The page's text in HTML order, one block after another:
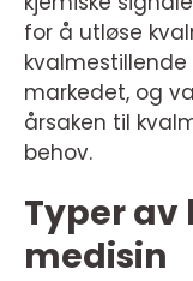
for å utløse
markedet, og
årsaken til
behov.
Typer
medisin